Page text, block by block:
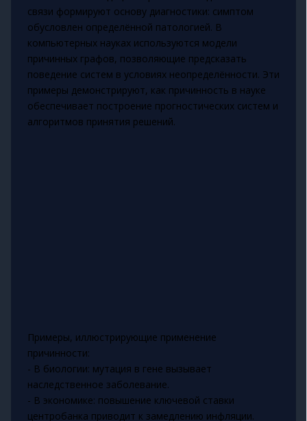
связи формируют основу диагностики: симптом
обусловлен определённой патологией. В
компьютерных науках используются модели
причинных графов, позволяющие предсказать
поведение систем в условиях неопределённости. Эти
примеры демонстрируют, как причинность в науке
обеспечивает построение прогностических систем и
алгоритмов принятия решений.
Примеры, иллюстрирующие применение
причинности:
- В биологии: мутация в гене вызывает
наследственное заболевание.
- В экономике: повышение ключевой ставки
центробанка приводит к замедлению инфляции.